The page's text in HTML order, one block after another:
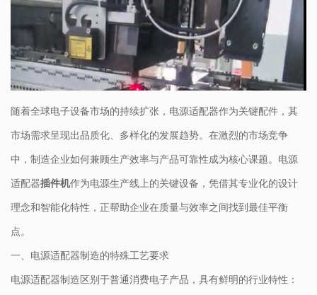
随着全球电子设备市场的持续扩张，电源适配器作为关键配件，其
市场需求呈现出品质化、多样化的发展趋势。在激烈的市场竞争
中，制造企业如何兼顾生产效率与产品可靠性成为核心课题。电源
适配器插件机作为电源生产线上的关键设备，凭借其专业化的设计
理念和智能化特性，正帮助企业在质量与效率之间找到最佳平衡
点。
一、电源适配器制造的特殊工艺要求
电源适配器制造区别于普通消费电子产品，具有鲜明的行业特性：